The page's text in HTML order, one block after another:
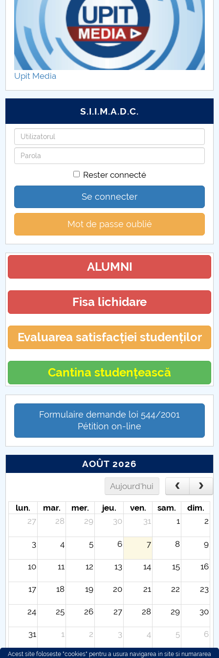
ASIGURAREA CALITĂȚII
Upit Media
S.I.I.M.A.D.C.
Identifiant
Mot
de
Rester connecté
Se connecter
Mot de passe oublié
ALUMNI
Fisa lichidare
Evaluarea satisfacției studenților
Cantina studențească
Formulaire demande loi 544/2001
Pétition on-line
AOÛT 2026
Aujourd'hui
lun. mar. mer. jeu. ven. sam.
dim.
27
28 29 30 31 1 2
3 4 5 6 7 8 9
10 11 12 13 14 15 16
17 18 19 20 21 22 23
24 25 26 27 28 29 30
31 1 2 3 4 5 6
Acest site foloseste "cookies" pentru a usura navigarea in site si numararea